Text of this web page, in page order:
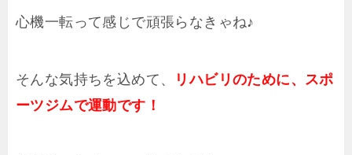
心機一転って感じで頑張らなきゃね♪
そんな気持ちを込めて、
リハビリのために、スポ
ーツジムで運動です！